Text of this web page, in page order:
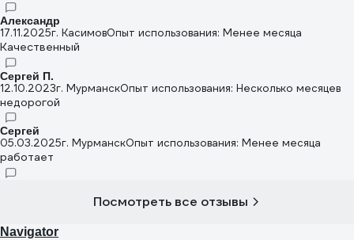
Александр
17.11.2025г. КасимовОпыт использования: Менее месяца
Качественный
Сергей П.
12.10.2023г. МурманскОпыт использования: Несколько месяцев
недорогой
Сергей
05.03.2025г. МурманскОпыт использования: Менее месяца
работает
Посмотреть все отзывы
Navigator